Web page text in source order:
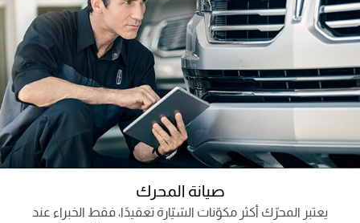
صيانة المحرك
يعتبر المحرّك أكثر مكوّنات السّيّارة تعقيدًا، فقط الخبراء عند